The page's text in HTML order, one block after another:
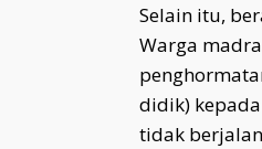
Selain itu,
Warga
didik)
tidak